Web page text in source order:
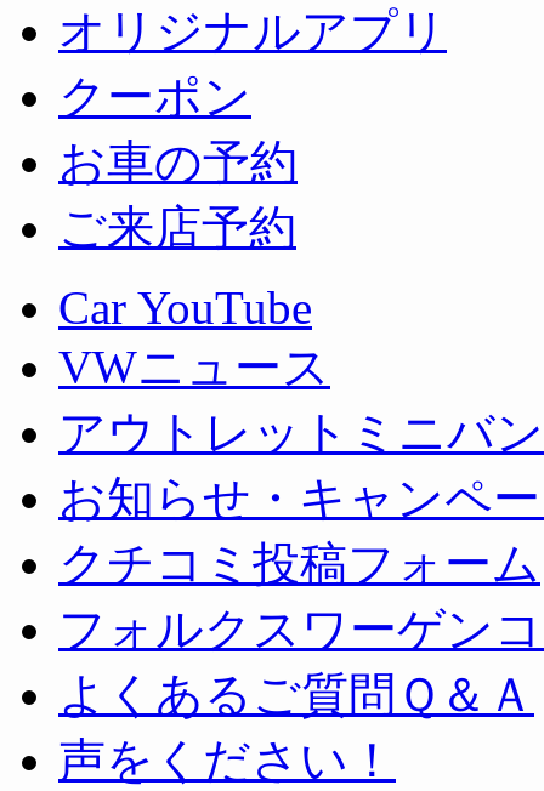
オリジナルアプリ
クーポン
お車の予約
ご来店予約
Car YouTube
VWニュース
アウトレットミニバン
お知らせ・キャンペ
クチコミ投稿フォーム
フォルクスワーゲン
よくあるご質問Ｑ＆Ａ
声をください！